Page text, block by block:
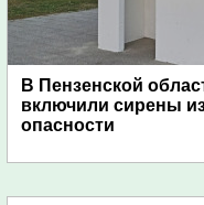
В Пензенской
включили сирены
опасности